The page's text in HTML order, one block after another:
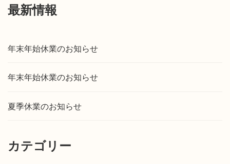
最新情報
年末年始休業のお知らせ
年末年始休業のお知らせ
夏季休業のお知らせ
カテゴリー